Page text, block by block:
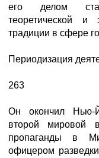
его делом
теоретической и
традиции в сфере
Периодизация
263
Он окончил Нью-
второй мировой
пропаганды в
офицером